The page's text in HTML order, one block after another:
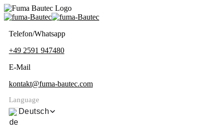
Telefon/Whatsapp
+49 2591 947480
E-Mail
kontakt@fuma-bautec.com
Language
Deutsch